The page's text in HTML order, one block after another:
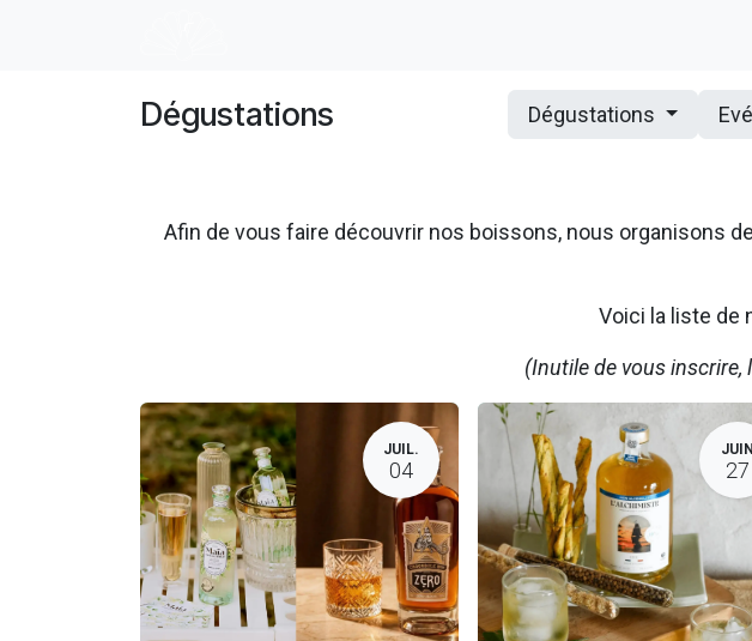
Dégustations Dégustations
Afin de vous faire découvrir nos boissons, nous organisons
Voici la liste de
(Inutile de vous inscrire,
JUIL.
04
JUIN
27